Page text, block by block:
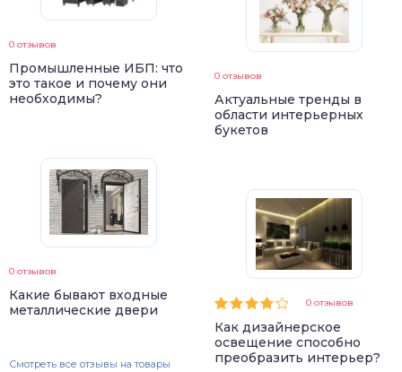
0 отзывов
Промышленные ИБП: что
это такое и почему они
необходимы?
0 отзывов
Какие бывают входные
металлические двери
Смотреть все отзывы на товары
0 отзывов
Актуальные тренды в
области интерьерных
букетов
0 отзывов
Как дизайнерское
освещение способно
преобразить интерьер?